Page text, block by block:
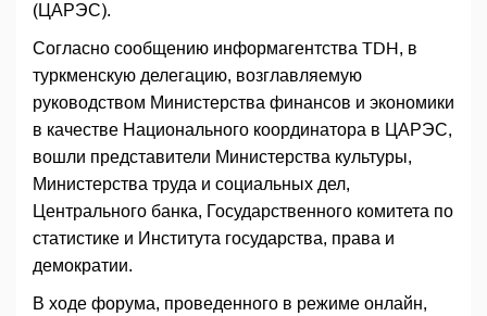
(ЦАРЭС).
Согласно сообщению информагентства TDH, в
туркменскую делегацию, возглавляемую
руководством Министерства финансов и экономики
в качестве Национального координатора в ЦАРЭС,
вошли представители Министерства культуры,
Министерства труда и социальных дел,
Центрального банка, Государственного комитета по
статистике и Института государства, права и
демократии.
В ходе форума, проведенного в режиме онлайн,